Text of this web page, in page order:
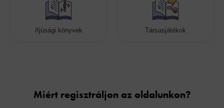
Ifjúsági könyvek Társasjátékok
Miért regisztráljon az oldalunkon?